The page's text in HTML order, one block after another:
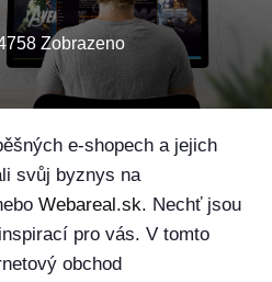
Zobrazeno
e-shopech a jejich
svůj byznys na
Webareal.sk. Nechť jsou
pro vás. V tomto
obchod